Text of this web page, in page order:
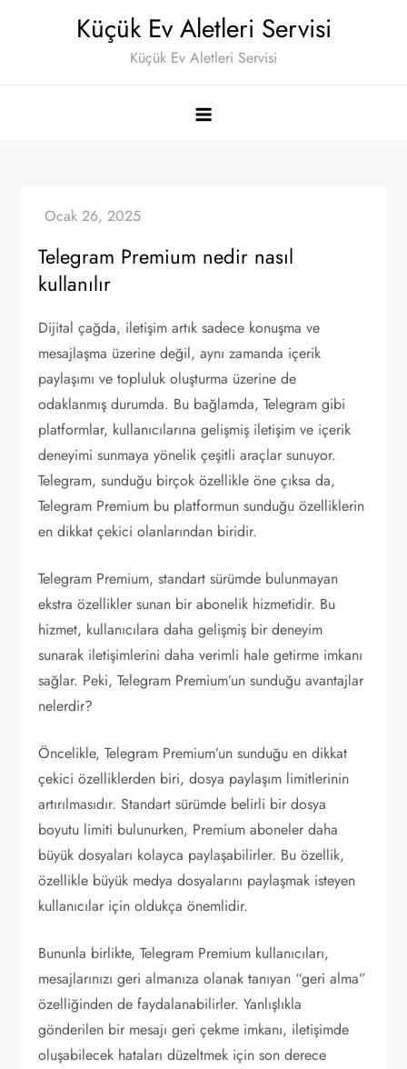
Küçük Ev Aletleri Servisi
Küçük Ev Aletleri Servisi
Telegram Premium nedir nasıl
kullanılır
Dijital çağda, iletişim artık sadece konuşma ve
mesajlaşma üzerine değil, aynı zamanda içerik
paylaşımı ve topluluk oluşturma üzerine de
odaklanmış durumda. Bu bağlamda, Telegram gibi
platformlar, kullanıcılarına gelişmiş iletişim ve içerik
deneyimi sunmaya yönelik çeşitli araçlar sunuyor.
Telegram, sunduğu birçok özellikle öne çıksa da,
Telegram Premium bu platformun sunduğu özelliklerin
en dikkat çekici olanlarından biridir.
Telegram Premium, standart sürümde bulunmayan
ekstra özellikler sunan bir abonelik hizmetidir. Bu
hizmet, kullanıcılara daha gelişmiş bir deneyim
sunarak iletişimlerini daha verimli hale getirme imkanı
sağlar. Peki, Telegram Premium’un sunduğu avantajlar
nelerdir?
Öncelikle, Telegram Premium’un sunduğu en dikkat
çekici özelliklerden biri, dosya paylaşım limitlerinin
artırılmasıdır. Standart sürümde belirli bir dosya
boyutu limiti bulunurken, Premium aboneler daha
büyük dosyaları kolayca paylaşabilirler. Bu özellik,
özellikle büyük medya dosyalarını paylaşmak isteyen
kullanıcılar için oldukça önemlidir.
Bununla birlikte, Telegram Premium kullanıcıları,
mesajlarınızı geri almanıza olanak tanıyan “geri alma”
özelliğinden de faydalanabilirler. Yanlışlıkla
gönderilen bir mesajı geri çekme imkanı, iletişimde
oluşabilecek hataları düzeltmek için son derece